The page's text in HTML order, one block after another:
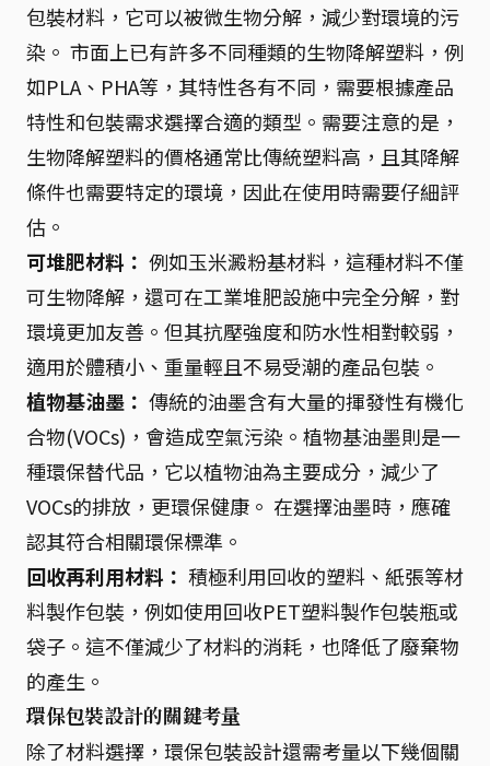
包裝材料，它可以被微生物分解，減少對環境的污
染。 市面上已有許多不同種類的生物降解塑料，例
如PLA、PHA等，其特性各有不同，需要根據產品
特性和包裝需求選擇合適的類型。需要注意的是，
生物降解塑料的價格通常比傳統塑料高，且其降解
條件也需要特定的環境，因此在使用時需要仔細評
估。
可堆肥材料： 例如玉米澱粉基材料，這種材料不僅
可生物降解，還可在工業堆肥設施中完全分解，對
環境更加友善。但其抗壓強度和防水性相對較弱，
適用於體積小、重量輕且不易受潮的產品包裝。
植物基油墨： 傳統的油墨含有大量的揮發性有機化
合物(VOCs)，會造成空氣污染。植物基油墨則是一
種環保替代品，它以植物油為主要成分，減少了
VOCs的排放，更環保健康。 在選擇油墨時，應確
認其符合相關環保標準。
回收再利用材料： 積極利用回收的塑料、紙張等材
料製作包裝，例如使用回收PET塑料製作包裝瓶或
袋子。這不僅減少了材料的消耗，也降低了廢棄物
的產生。
環保包裝設計的關鍵考量
除了材料選擇，環保包裝設計還需考量以下幾個關